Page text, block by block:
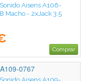
Aisens A106-
Macho - 2xJack 3.5
Comprar
0767